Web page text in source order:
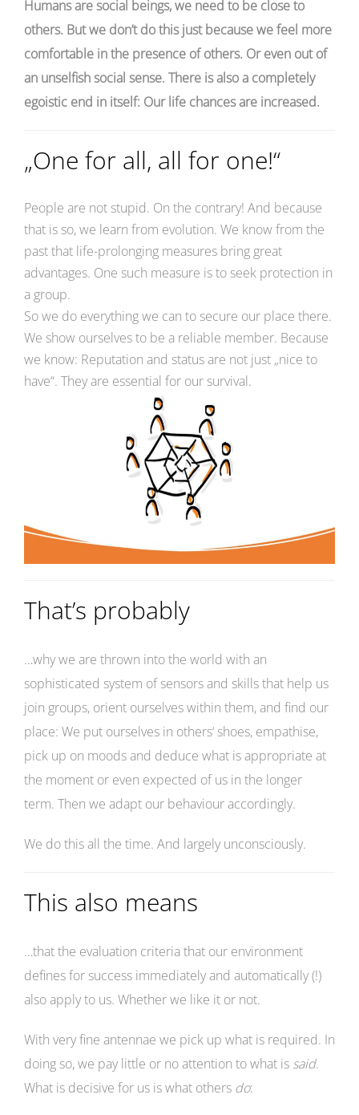
Humans are social beings, we need to be close to
others. But we don’t do this just because we feel more
comfortable in the presence of others. Or even out of
an unselfish social sense. There is also a completely
egoistic end in itself: Our life chances are increased.
„One for all, all for one!“
People are not stupid. On the contrary! And because
that is so, we learn from evolution. We know from the
past that life-prolonging measures bring great
advantages. One such measure is to seek protection in
a group.
So we do everything we can to secure our place there.
We show ourselves to be a reliable member. Because
we know: Reputation and status are not just „nice to
have“. They are essential for our survival.
That’s probably
…why we are thrown into the world with an
sophisticated system of sensors and skills that help us
join groups, orient ourselves within them, and find our
place: We put ourselves in others‘ shoes, empathise,
pick up on moods and deduce what is appropriate at
the moment or even expected of us in the longer
term. Then we adapt our behaviour accordingly.
We do this all the time. And largely unconsciously.
This also means
…that the evaluation criteria that our environment
defines for success immediately and automatically (!)
also apply to us. Whether we like it or not.
With very fine antennae we pick up what is required. In
doing so, we pay little or no attention to what is said.
What is decisive for us is what others do: